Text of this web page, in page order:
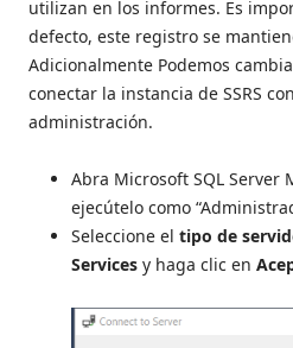
utilizan en los informes. Es
defecto, este registro se
Adicionalmente Podemos
conectar la instancia de SSRS
administración.
Abra Microsoft SQL Server
ejecútelo como
Seleccione el tipo de
Services y haga clic en